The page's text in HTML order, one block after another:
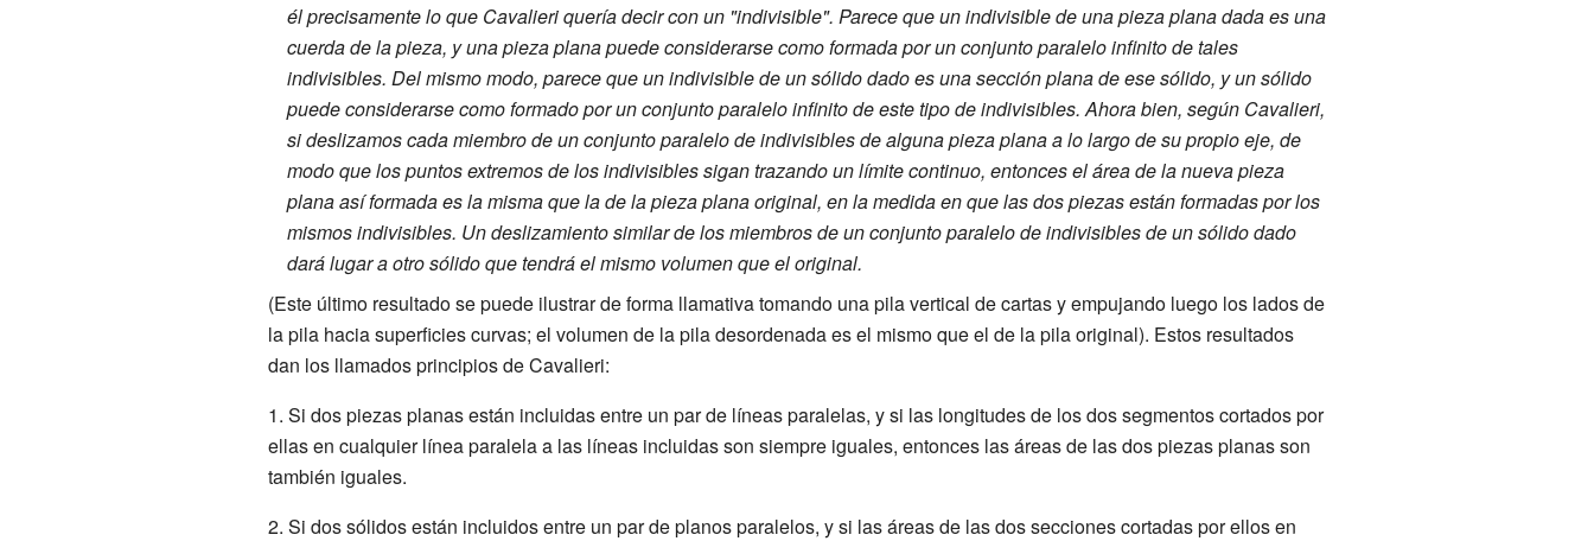
él precisamente lo que Cavalieri quería decir con un "indivisible". Parece que un indivisible de una pieza plana dada es una
cuerda de la pieza, y una pieza plana puede considerarse como formada por un conjunto paralelo infinito de tales
indivisibles. Del mismo modo, parece que un indivisible de un sólido dado es una sección plana de ese sólido, y un sólido
puede considerarse como formado por un conjunto paralelo infinito de este tipo de indivisibles. Ahora bien, según Cavalieri,
si deslizamos cada miembro de un conjunto paralelo de indivisibles de alguna pieza plana a lo largo de su propio eje, de
modo que los puntos extremos de los indivisibles sigan trazando un límite continuo, entonces el área de la nueva pieza
plana así formada es la misma que la de la pieza plana original, en la medida en que las dos piezas están formadas por los
mismos indivisibles. Un deslizamiento similar de los miembros de un conjunto paralelo de indivisibles de un sólido dado
dará lugar a otro sólido que tendrá el mismo volumen que el original.
(Este último resultado se puede ilustrar de forma llamativa tomando una pila vertical de cartas y empujando luego los lados de
la pila hacia superficies curvas; el volumen de la pila desordenada es el mismo que el de la pila original). Estos resultados
dan los llamados principios de Cavalieri:
1. Si dos piezas planas están incluidas entre un par de líneas paralelas, y si las longitudes de los dos segmentos cortados por
ellas en cualquier línea paralela a las líneas incluidas son siempre iguales, entonces las áreas de las dos piezas planas son
también iguales.
2. Si dos sólidos están incluidos entre un par de planos paralelos, y si las áreas de las dos secciones cortadas por ellos en